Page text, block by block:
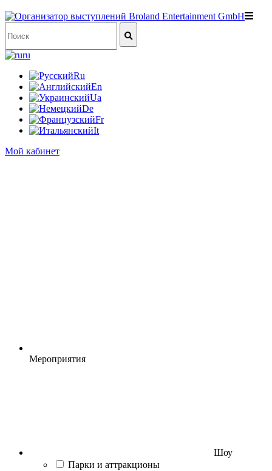
ru
Ru
En
Ua
De
Fr
It
Мой кабинет
Мероприятия
Шоу
Парки и аттракционы